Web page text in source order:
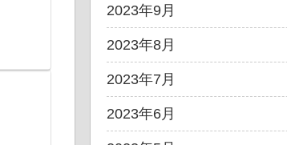
2023年9月
2023年8月
2023年7月
2023年6月